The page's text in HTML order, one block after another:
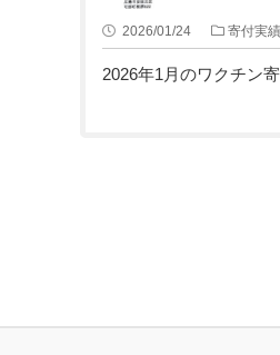
2026/01/24 寄付実
2026年1月のワクチン